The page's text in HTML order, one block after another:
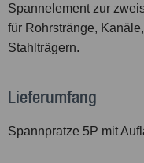
Spannelement zur
für Rohrstränge,
Stahlträgern.
Lieferumfang
Spannpratze 5P mit